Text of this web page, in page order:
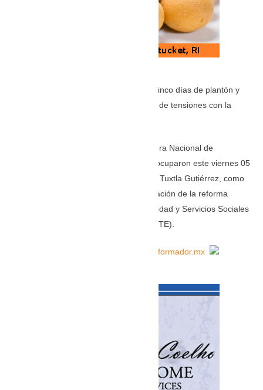
La Coordinadora cumple este viernes cinco días de plantón y
protestas en Tuxtla Gutiérrez en medio de tensiones con la
Maestros agremiados en la Coordinadora Nacional de
Trabajadores de la Educación (CNTE) ocuparon este viernes 05
de junio del 2026 varias gasolineras en Tuxtla Gutiérrez, como
medida de presión para exigir la abrogación de la reforma
educativa y la ley del Instituto de Seguridad y Servicios Sociales
para los Trabajadores del Estado (ISSSTE).
LEA LA HISTORIA COMPLETA AQUÍ: informador.mx